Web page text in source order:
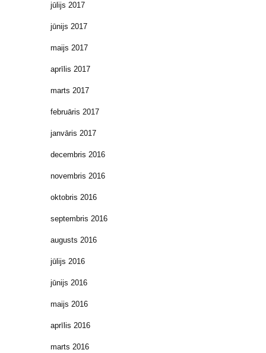
jūlijs 2017
jūnijs 2017
maijs 2017
aprīlis 2017
marts 2017
februāris 2017
janvāris 2017
decembris 2016
novembris 2016
oktobris 2016
septembris 2016
augusts 2016
jūlijs 2016
jūnijs 2016
maijs 2016
aprīlis 2016
marts 2016